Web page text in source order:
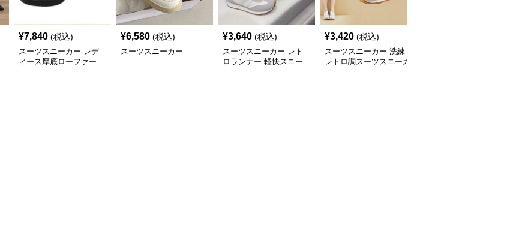
¥7,840 (税込)
スーツスニーカー レデ
ィース厚底ローファー
¥6,580 (税込)
スーツスニーカー
¥3,640 (税込)
スーツスニーカー レト
ロランナー 軽快スニー
¥3,420 (税込)
スーツスニーカー 洗練
レトロ調スーツスニーカ